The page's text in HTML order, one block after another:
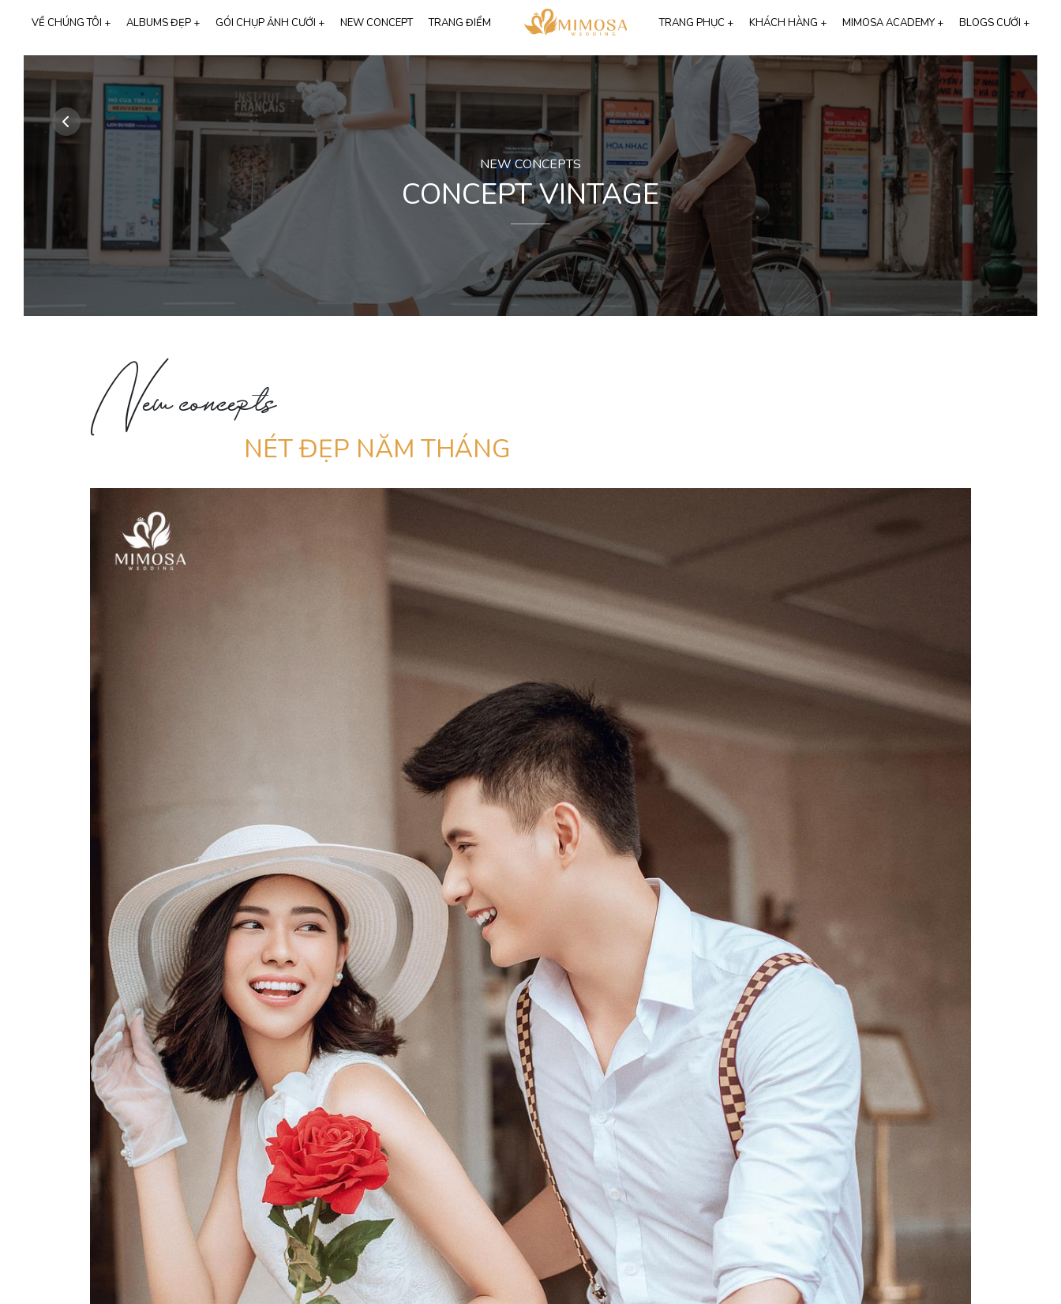
VỀ CHÚNG TÔI +
GIỚI THIỆU MIMOSA WEDDING
THƯƠNG HIỆU CALI BRIDAL
SỰ KIỆN LỚN
ALBUMS ĐẸP +
Phim trường 28
Studio
GÓI CHỤP ẢNH CƯỚI +
CHỤP ẢNH GIA ĐÌNH
NEW CONCEPT TRANG ĐIỂM
TRANG PHỤC +
Váy công chúa
Váy đuôi cá
Trang phục Vest
KHÁCH HÀNG +
FEEDBACK KHÁCH HÀNG
MIMOSA ACADEMY +
HỌC CHỤP ẢNH CƯỚI
BLOGS CƯỚI +
ALBUM VIDEO
CHỤP ẢNH CƯỚI
STUDIO CHỤP ẢNH CƯỚI
CHỤP ẢNH CƯỚI HÀN QUỐC
THIỆP CƯỚI ONLINE
NEW CONCEPTS
CONCEPT VINTAGE
New conceptsNÉT ĐẸP NĂM THÁNG